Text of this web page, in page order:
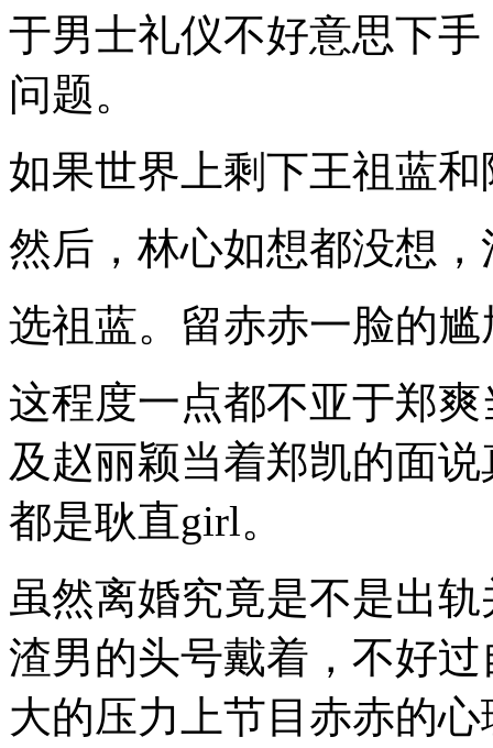
于男士礼仪不好意思下
问题。
如果世界上剩下王祖蓝
然后，林心如想都没想
选祖蓝。留赤赤一脸的尴
这程度一点都不亚于郑
及赵丽颖当着郑凯的面
都是耿直girl。
虽然离婚究竟是不是出
渣男的头号戴着，不好
大的压力上节目赤赤的